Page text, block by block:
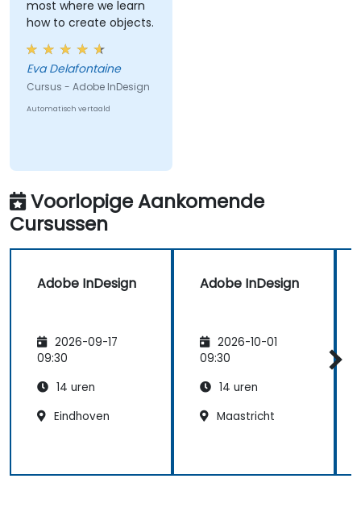
most where we learn
how to create objects.
Eva Delafontaine
Cursus - Adobe InDesign
Automatisch vertaald
Voorlopige Aankomende
Cursussen
Adobe InDesign
2026-09-17
09:30
14 uren
Eindhoven
Adobe InDesign
2026-10-01
09:30
14 uren
Maastricht